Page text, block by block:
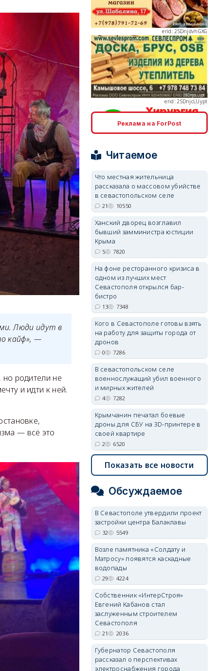
Люди идут в
кайф», —
но родители не
и идти к ней.
— всё это
erid: 2SDnjcLUypt
erid: 2SDnjcrDNw6
erid: 2SDnjdPjgYS
Реклама на ForPost
Читаемое
Что местная жительница
рассказала о массовом убийстве
в севастопольском селе
21 10550
Ханский дворец возглавил
бывший замминистра юстиции
Крыма
5 7820
На фоне ресторанного кризиса в
одном из лучших мест
Севастополя открылся бар-
бистро
13 7348
Кого в Севастополе готовы взять
на работу для защиты города от
дронов
0 7286
В севастопольском селе
военнослужащий убил военного
и мирных жителей
4 7282
Крымчанин печатал боевые
дроны для СБУ на 3D-принтере в
своей квартире
2 6520
Показать все новости
Обсуждаемое
В Севастополе утвердили проект
застройки центра Балаклавы
32 5549
Возле памятника «Солдату и
Матросу» появятся каскадные
водопады
29 4224
Собственник «ИнтерСтроя»
Евгений Кабанов стал
заслуженным строителем
Севастополя
21 2036
Губернатор Севастополя
рассказал о перспективах
электроснабжения города